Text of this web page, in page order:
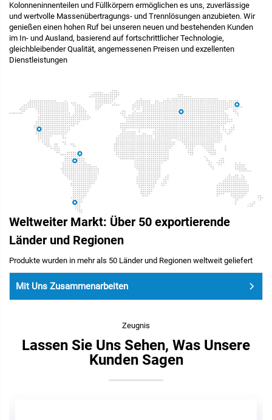
Kolonneninnenteilen und Füllkörpern ermöglichen es uns, zuverlässige
und wertvolle Massenübertragungs- und Trennlösungen anzubieten. Wir
genießen einen hohen Ruf bei unseren neuen und bestehenden Kunden
im In- und Ausland, basierend auf fortschrittlicher Technologie,
gleichbleibender Qualität, angemessenen Preisen und exzellenten
Dienstleistungen
Weltweiter Markt: Über 50 exportierende
Länder und Regionen
Produkte wurden in mehr als 50 Länder und Regionen weltweit geliefert
Mit Uns Zusammenarbeiten
Zeugnis
Lassen Sie Uns Sehen, Was Unsere
Kunden Sagen